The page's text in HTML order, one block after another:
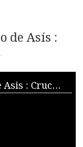
de Asís :
Motete a San Francisco de Asis : Crucis arma fulgentia